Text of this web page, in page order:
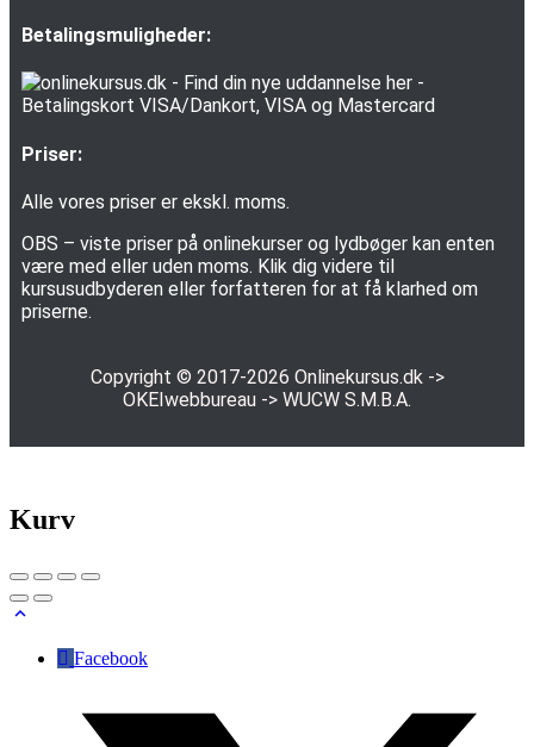
Betalingsmuligheder:
Priser:
Alle vores priser er ekskl. moms.
OBS – viste priser på onlinekurser og lydbøger kan enten
være med eller uden moms. Klik dig videre til
kursusudbyderen eller forfatteren for at få klarhed om
priserne.
Copyright © 2017-2026 Onlinekursus.dk->
OKEIwebbureau -> WUCW S.M.B.A.
Kurv
Facebook